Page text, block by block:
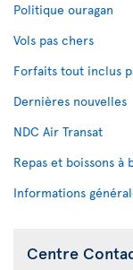
Politique ouragan
Vols pas chers
Forfaits tout inclus
Dernières nouvelles
NDC Air Transat
Repas et boissons à
Informations
Centre